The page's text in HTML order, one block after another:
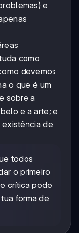
e
como
devemos
o que é um
sobre a
e a arte; e
de
todos
o primeiro
crítica pode
forma de